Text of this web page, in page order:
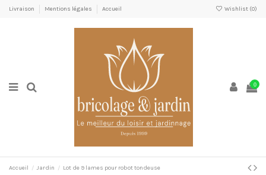
Livraison Mentions légales Accueil Wishlist (0)
0
Accueil Jardin Lot de 9 lames pour robot tondeuse